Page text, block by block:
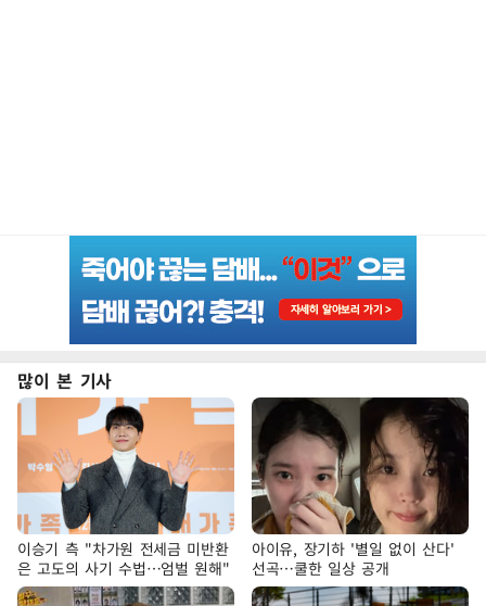
많이 본 기사
이승기 측 "차가원 전세금 미반환
은 고도의 사기 수법…엄벌 원해"
아이유, 장기하 '별일 없이 산다'
선곡…쿨한 일상 공개